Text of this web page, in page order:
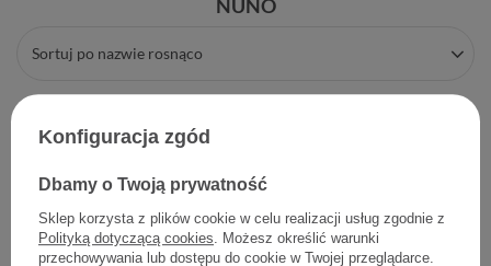
NUNO
Sortuj po nazwie rosnąco
Konfiguracja zgód
Dbamy o Twoją prywatność
Sklep korzysta z plików cookie w celu realizacji usług zgodnie z
Polityką dotyczącą cookies. Możesz określić warunki
przechowywania lub dostępu do cookie w Twojej przeglądarce.